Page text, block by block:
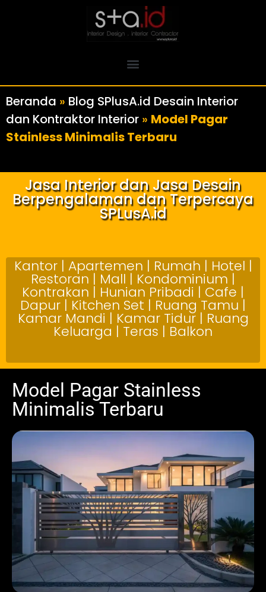
Beranda » Blog SPlusA.id Desain Interior
dan Kontraktor Interior » Model Pagar
Stainless Minimalis Terbaru
Jasa Interior dan Jasa Desain
Berpengalaman dan Terpercaya
SPLusA.id
Kantor | Apartemen | Rumah | Hotel |
Restoran | Mall | Kondominium |
Kontrakan | Hunian Pribadi | Cafe |
Dapur | Kitchen Set | Ruang Tamu |
Kamar Mandi | Kamar Tidur | Ruang
Keluarga | Teras | Balkon
Model Pagar Stainless
Minimalis Terbaru